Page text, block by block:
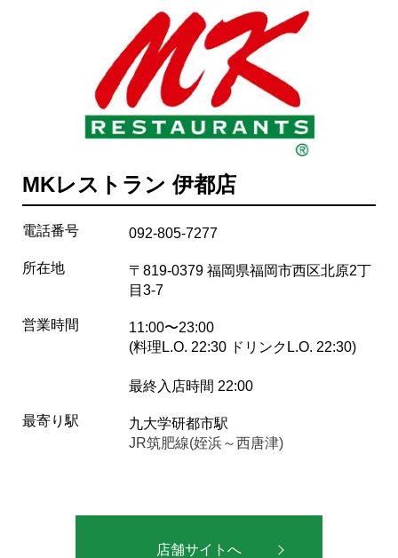
MKレストラン 伊都店
電話番号 092-805-7277
所在地
〒819-0379 福岡県福岡市西区北原2丁
目3-7
営業時間
11:00〜23:00
(料理L.O. 22:30 ドリンクL.O. 22:30)
最終入店時間 22:00
最寄り駅
九大学研都市駅
JR筑肥線(姪浜～西唐津)
店舗サイトへ